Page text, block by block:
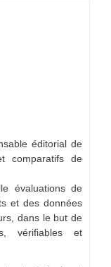
éditorial de
comparatifs de
évaluations de
et des données
dans le but de
vérifiables et